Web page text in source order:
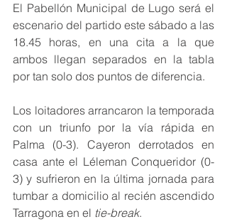
El Pabellón Municipal de Lugo será el
escenario del partido este sábado a las
18.45 horas, en una cita a la que
ambos llegan separados en la tabla
por tan solo dos puntos de diferencia.
Los loitadores arrancaron la temporada
con un triunfo por la vía rápida en
Palma (0-3). Cayeron derrotados en
casa ante el Léleman Conqueridor (0-
3) y sufrieron en la última jornada para
tumbar a domicilio al recién ascendido
Tarragona en el tie-break.